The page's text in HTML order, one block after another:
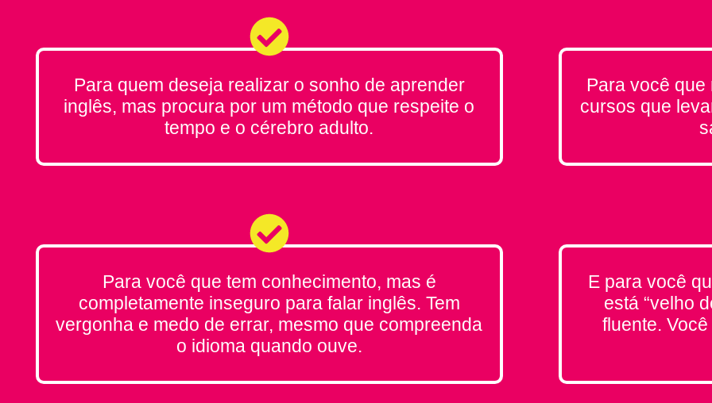
Para quem deseja realizar o sonho de aprender
inglês, mas procura por um método que respeite o
tempo e o cérebro adulto.
Para você
cursos que
Para você que tem conhecimento, mas é
completamente inseguro para falar inglês. Tem
vergonha e medo de errar, mesmo que compreenda
o idioma quando ouve.
E para você
está “velho
fluente.